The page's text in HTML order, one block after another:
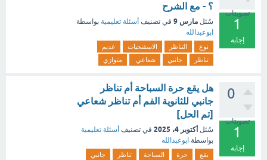
تصويتات
1
إجابة
؟ - مع الشرح
سُئل مارس 9 في تصنيف أسئلة تعليمية بواسطة
ابوعبدالله
نوع التناظر الاسفنجيات
عديم
تناظر
جانبي شعاعي متوازي
0
تصويتات
1
إجابة
هل يقع حرة السباحة أم تناظر
جانبي للثانوية الفم أم تناظر شعاعي
[تم الحل]
سُئل أكتوبر 4، 2025 في تصنيف أسئلة تعليمية
بواسطة ابوعبدالله
يقع حرة السباحة تناظر
جانبي